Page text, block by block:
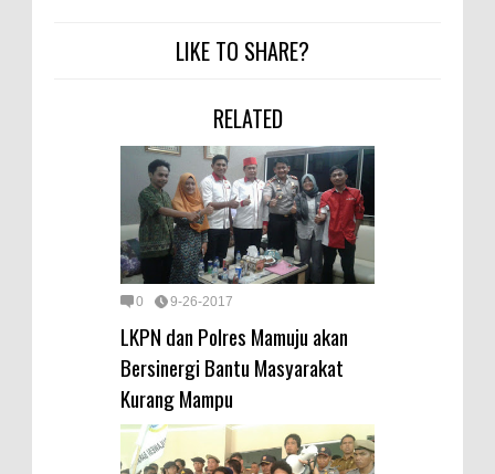
LIKE TO SHARE?
RELATED
0 9-26-2017
LKPN dan Polres Mamuju akan
Bersinergi Bantu Masyarakat
Kurang Mampu